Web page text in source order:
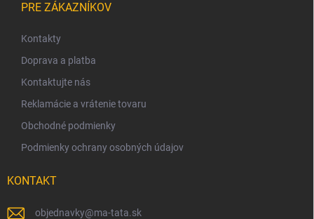
PRE ZÁKAZNÍKOV
Kontakty
Doprava a platba
Kontaktujte nás
Reklamácie a vrátenie tovaru
Obchodné podmienky
Podmienky ochrany osobných údajov
KONTAKT
objednavky@ma-tata.sk